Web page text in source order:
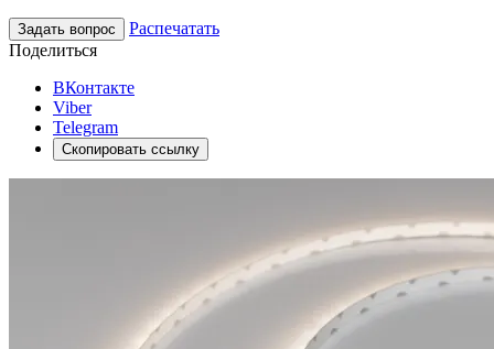
Задать вопрос
Распечатать
Поделиться
ВКонтакте
Viber
Telegram
Скопировать ссылку